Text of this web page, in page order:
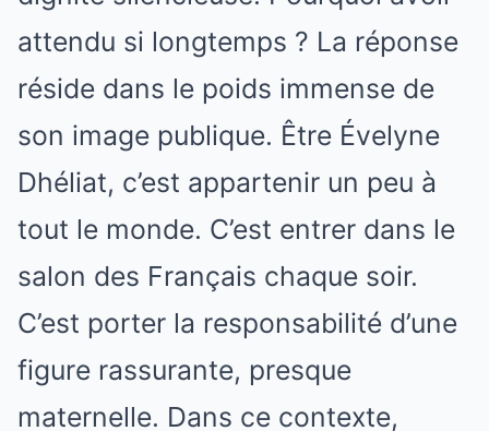
attendu si longtemps ? La réponse
réside dans le poids immense de
son image publique. Être Évelyne
Dhéliat, c’est appartenir un peu à
tout le monde. C’est entrer dans le
salon des Français chaque soir.
C’est porter la responsabilité d’une
figure rassurante, presque
maternelle. Dans ce contexte,